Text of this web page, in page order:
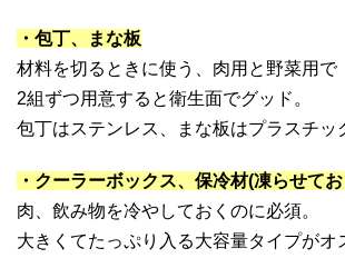
・包丁、まな板
材料を切るときに使う、肉用と野菜用で
2組ずつ用意すると衛生面でグッド。
包丁はステンレス、まな板はプラスチッ
・クーラーボックス、保冷材(凍らせてお
肉、飲み物を冷やしておくのに必須。
大きくてたっぷり入る大容量タイプがオ